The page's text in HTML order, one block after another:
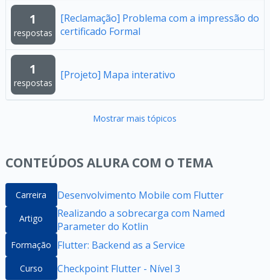
1
respostas
[Reclamação] Problema com a impressão do
certificado Formal
1
respostas
[Projeto] Mapa interativo
Mostrar mais tópicos
CONTEÚDOS ALURA COM O TEMA
Carreira Desenvolvimento Mobile com Flutter
Artigo
Realizando a sobrecarga com Named
Parameter do Kotlin
Formação Flutter: Backend as a Service
Curso Checkpoint Flutter - Nível 3